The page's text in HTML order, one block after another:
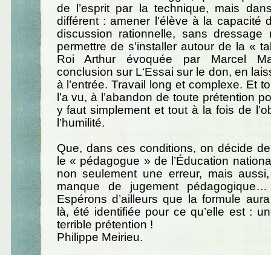
de l’esprit par la technique, mais
différent : amener l’élève à la capacité
discussion rationnelle, sans dressage
permettre de s’installer autour de la «
Roi Arthur évoquée par Marcel
conclusion sur L‘Essai sur le don, en
à l’entrée. Travail long et complexe. Et
l’a vu, à l’abandon de toute prétention
y faut simplement et tout à la fois de
l’humilité.
Que, dans ces conditions, on décide
le « pédagogue » de l’Éducation
non seulement une erreur, mais
manque de jugement
Espérons d’ailleurs que la formule aura
là, été identifiée pour ce qu’elle est :
terrible prétention !
Philippe Meirieu.